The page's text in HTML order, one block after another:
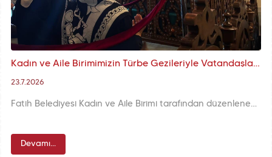
Kadın ve Aile Birimimizin Türbe Gezileriyle Vatandaşlarımız İstanbul'un Manevi Mirasını Keşfediyor
23.7.2026
Fatih Belediyesi Kadın ve Aile Birimi tarafından düzenlenen Türbe Gezileri, katılımcıları İstanbul’un asırlardır ziyaret edilen önemli manevi duraklarıyla buluşturarak tarihî ve kültürel mirası yakından tanıma imkânı sunuyor.
Devamı...